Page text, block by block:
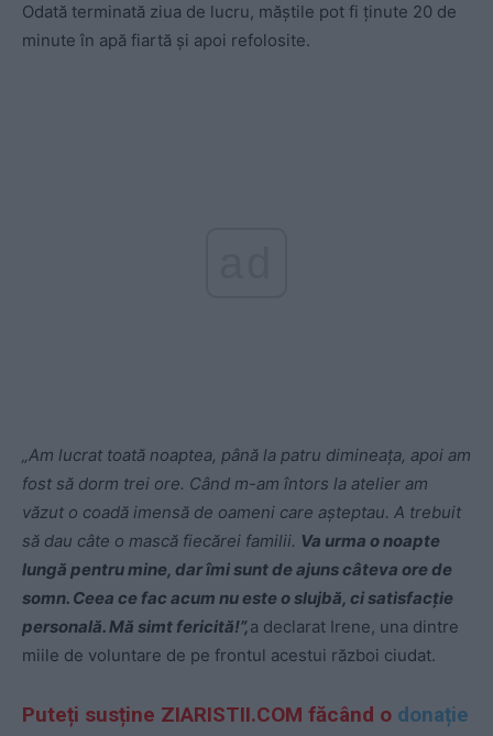
Odată terminată ziua de lucru, măştile pot fi ținute 20 de
minute în apă fiartă şi apoi refolosite.
„Am lucrat toată noaptea, până la patru dimineața, apoi am
fost să dorm trei ore. Când m-am întors la atelier am
văzut o coadă imensă de oameni care aşteptau. A trebuit
să dau câte o mască fiecărei familii. Va urma o noapte
lungă pentru mine, dar îmi sunt de ajuns câteva ore de
somn. Ceea ce fac acum nu este o slujbă, ci satisfacție
personală. Mă simt fericită!”,a declarat Irene, una dintre
miile de voluntare de pe frontul acestui război ciudat.
Puteți susține ZIARISTII.COM făcând o donație